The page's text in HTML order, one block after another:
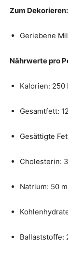
Zum Dekorieren:
Geriebene
Nährwerte pro
Kalorien: 250
Gesamtfett:
Gesättigte
Cholesterin:
Natrium: 50
Ballaststoffe: